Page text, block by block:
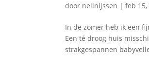
door nellnijssen |feb 15,
In de zomer heb ik een
Een té droog huis
strakgespannen